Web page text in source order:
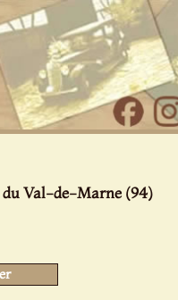
du Val-de-Marne (94)